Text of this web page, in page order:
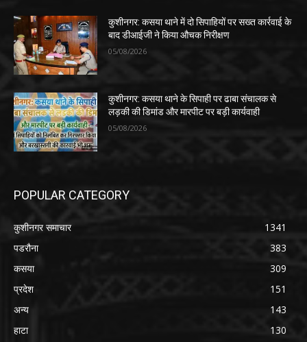
कुशीनगर: कसया थाने में दो सिपाहियों पर सख्त कार्रवाई के
बाद डीआईजी ने किया औचक निरीक्षण
05/08/2026
कुशीनगर: कसया थाने के सिपाही पर ढाबा संचालक से
लड़की की डिमांड और मारपीट पर बड़ी कार्यवाही
05/08/2026
POPULAR CATEGORY
कुशीनगर समाचार
1341
पडरौना
383
कसया
309
प्रदेश
151
अन्य
143
हाटा
130